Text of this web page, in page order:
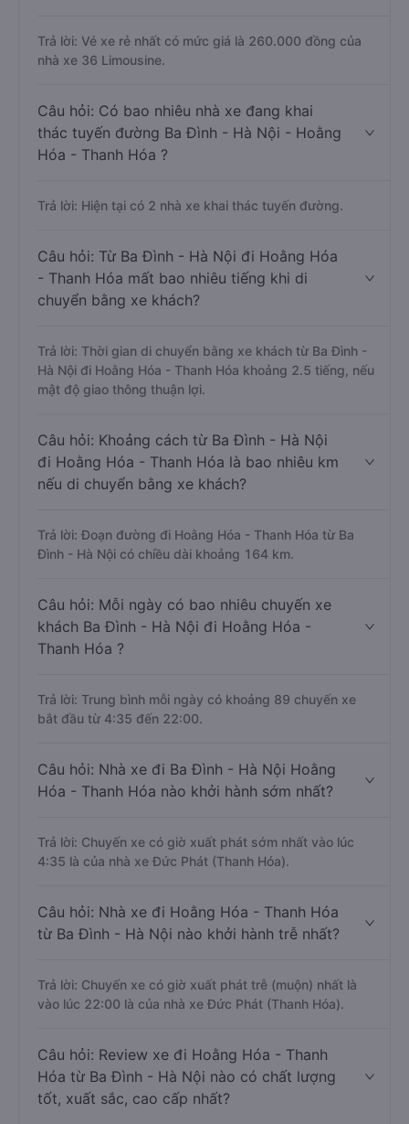
Trả lời: Vé xe rẻ nhất có mức giá là 260.000 đồng của
nhà xe 36 Limousine.
Câu hỏi: Có bao nhiêu nhà xe đang khai
thác tuyến đường Ba Đình - Hà Nội - Hoằng
Hóa - Thanh Hóa ?
Trả lời: Hiện tại có 2 nhà xe khai thác tuyến đường.
Câu hỏi: Từ Ba Đình - Hà Nội đi Hoằng Hóa
- Thanh Hóa mất bao nhiêu tiếng khi di
chuyển bằng xe khách?
Trả lời: Thời gian di chuyển bằng xe khách từ Ba Đình -
Hà Nội đi Hoằng Hóa - Thanh Hóa khoảng 2.5 tiếng, nếu
mật độ giao thông thuận lợi.
Câu hỏi: Khoảng cách từ Ba Đình - Hà Nội
đi Hoằng Hóa - Thanh Hóa là bao nhiêu km
nếu di chuyển bằng xe khách?
Trả lời: Đoạn đường đi Hoằng Hóa - Thanh Hóa từ Ba
Đình - Hà Nội có chiều dài khoảng 164 km.
Câu hỏi: Mỗi ngày có bao nhiêu chuyến xe
khách Ba Đình - Hà Nội đi Hoằng Hóa -
Thanh Hóa ?
Trả lời: Trung bình mỗi ngày có khoảng 89 chuyến xe
bắt đầu từ 4:35 đến 22:00.
Câu hỏi: Nhà xe đi Ba Đình - Hà Nội Hoằng
Hóa - Thanh Hóa nào khởi hành sớm nhất?
Trả lời: Chuyến xe có giờ xuất phát sớm nhất vào lúc
4:35 là của nhà xe Đức Phát (Thanh Hóa).
Câu hỏi: Nhà xe đi Hoằng Hóa - Thanh Hóa
từ Ba Đình - Hà Nội nào khởi hành trễ nhất?
Trả lời: Chuyến xe có giờ xuất phát trễ (muộn) nhất là
vào lúc 22:00 là của nhà xe Đức Phát (Thanh Hóa).
Câu hỏi: Review xe đi Hoằng Hóa - Thanh
Hóa từ Ba Đình - Hà Nội nào có chất lượng
tốt, xuất sắc, cao cấp nhất?